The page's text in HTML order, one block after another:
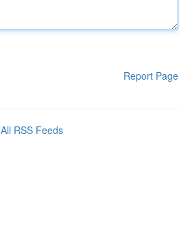
Report Page
All RSS Feeds